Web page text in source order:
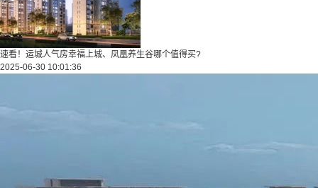
速看！运城人气房幸福上城、凤凰养生谷哪个值得买?
2025-06-30 10:01:36